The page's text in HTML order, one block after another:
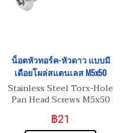
น็อตหัวทอร์ค-หัวดาว แบบมี
เดือยโผล่สแตนเลส M5x50
Stainless Steel Torx-Hole
Pan Head Screws M5x50
฿21